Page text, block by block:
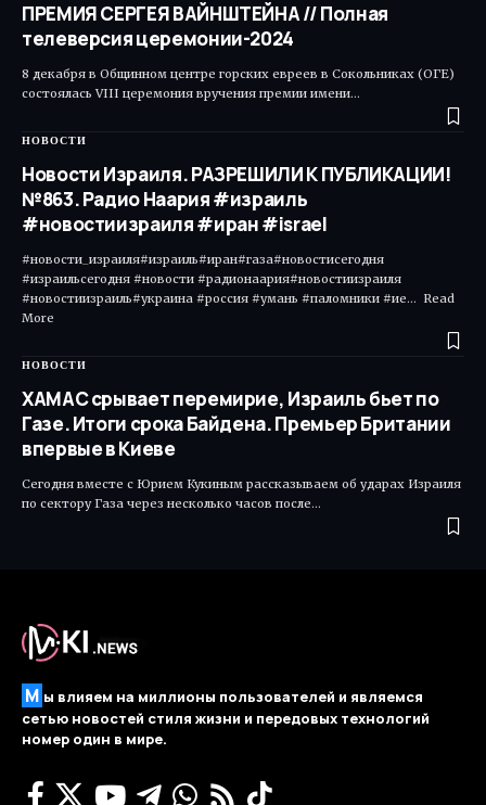
ПРЕМИЯ СЕРГЕЯ ВАЙНШТЕЙНА // Полная
телеверсия церемонии-2024
8 декабря в Общинном центре горских евреев в Сокольниках (ОГЕ)
состоялась VIII церемония вручения премии имени…
НОВОСТИ
Новости Израиля. РАЗРЕШИЛИ К ПУБЛИКАЦИИ!
№863. Радио Наария #израиль
#новостиизраиля #иран #israel
#новости_израиля#израиль#иран#газа#новостисегодня
#израильсегодня #новости #радионаария#новостиизраиля
#новостиизраиль#украина #россия #умань #паломники #ие... Read
More ​
НОВОСТИ
ХАМАС срывает перемирие, Израиль бьет по
Газе. Итоги срока Байдена. Премьер Британии
впервые в Киеве
Сегодня вместе с Юрием Кукиным рассказываем об ударах Израиля
по сектору Газа через несколько часов после…
М ы влияем на миллионы пользователей и являемся
сетью новостей стиля жизни и передовых технологий
номер один в мире.